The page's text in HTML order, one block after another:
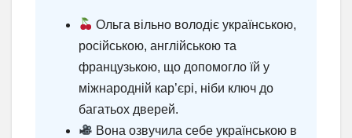
Ольга вільно володіє українською,
російською, англійською та
французькою, що допомогло їй у
міжнародній кар’єрі, ніби ключ до
багатьох дверей.
Вона озвучила себе українською в